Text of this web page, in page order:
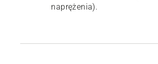
naprężenia).